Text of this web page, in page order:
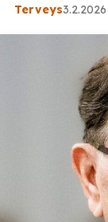
ominaisuuksien
mukaan tietyt
vuoksi,
merkittäviä
Terveys3.2.2026